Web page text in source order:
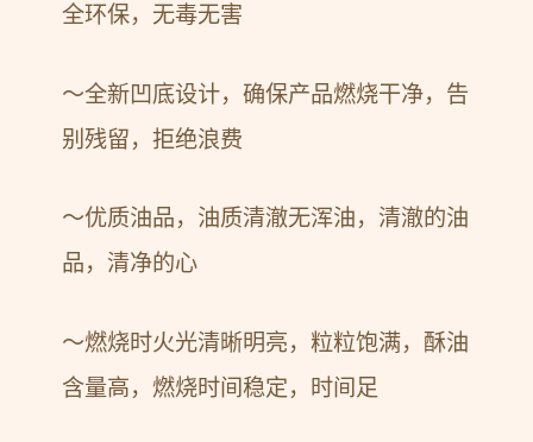
全环保，无毒无害
～全新凹底设计，确保产品燃烧干净，告
别残留，拒绝浪费
～优质油品，油质清澈无浑油，清澈的油
品，清净的心
～燃烧时火光清晰明亮，粒粒饱满，酥油
含量高，燃烧时间稳定，时间足